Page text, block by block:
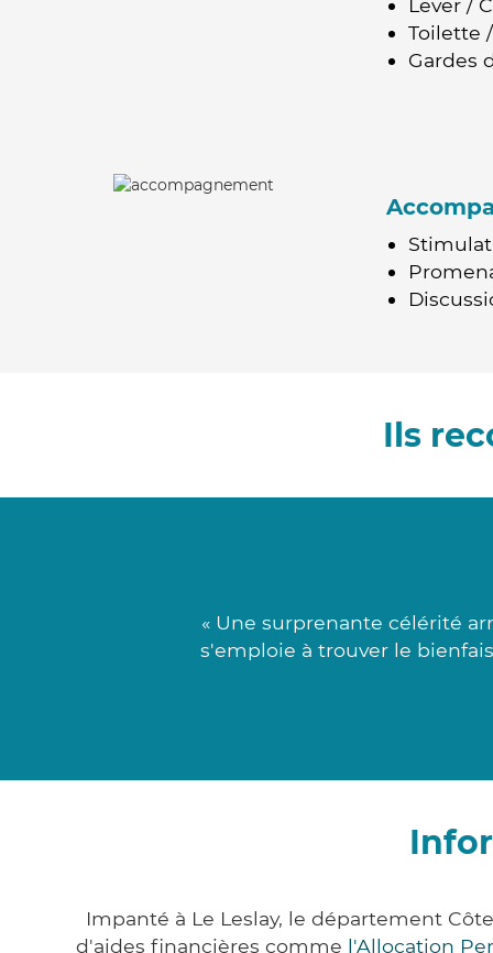
Lever /
Toilette
Gardes
Ils
« Une surprenante célérité
s'emploie à trouver le
Impanté à Le Leslay, le département
d'aides financières comme l'Allocation